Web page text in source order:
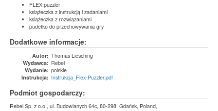
FLEX puzzler
książeczka z instrukcją i zadaniami
książeczka z rozwiązaniami
pudełko do przechowywania gry
Dodatkowe informacje:
Autor: Thomas Liesching
Wydawca: Rebel
Wydanie: polskie
Instrukcja: Instrukcja_Flex-Puzzler.pdf
Podmiot gospodarczy:
Rebel Sp. z o.o., ul. Budowlanych 64c, 80-298, Gdańsk, Poland,